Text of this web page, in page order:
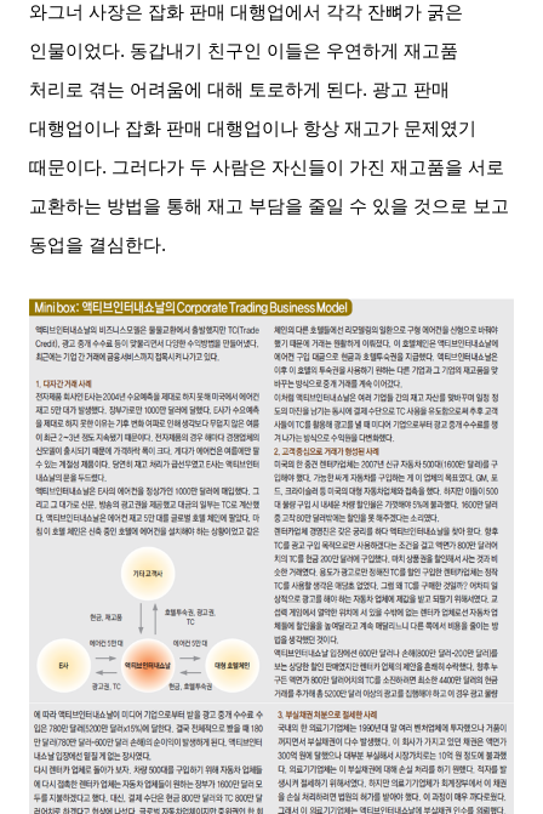
와그너 사장은 잡화 판매 대행업에서 각각 잔뼈가 굵은
인물이었다. 동갑내기 친구인 이들은 우연하게 재고품
처리로 겪는 어려움에 대해 토로하게 된다. 광고 판매
대행업이나 잡화 판매 대행업이나 항상 재고가 문제였기
때문이다. 그러다가 두 사람은 자신들이 가진 재고품을 서로
교환하는 방법을 통해 재고 부담을 줄일 수 있을 것으로 보고
동업을 결심한다.